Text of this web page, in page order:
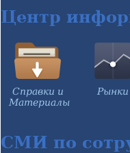
Центр
Справки и
Материалы
Рынки
СМИ по